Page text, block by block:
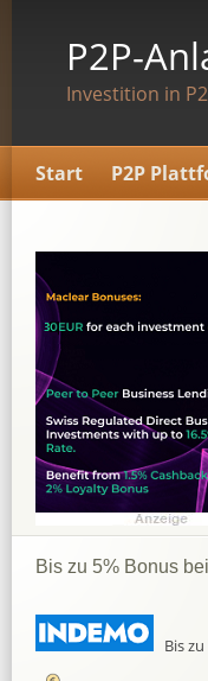
P2P-
Investition in
Start P2P
Bis zu 5% Bonus
Bis zu